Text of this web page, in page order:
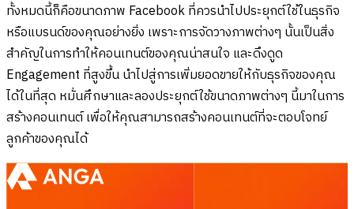
ทั้งหมดนี้ก็คือขนาดภาพ Facebook ที่ควรนำไปประยุกต์ใช้ในธุรกิจ
หรือแบรนด์ของคุณอย่างยิ่ง เพราะการจัดวางภาพต่างๆ นั้นเป็นสิ่ง
สำคัญในการทำให้คอนเทนต์ของคุณน่าสนใจ และดึงดูด
Engagement ที่สูงขึ้น นำไปสู่การเพิ่มยอดขายให้กับธุรกิจของคุณ
ได้ในที่สุด หมั่นศึกษาและลองประยุกต์ใช้ขนาดภาพต่างๆ นี้มาในการ
สร้างคอนเทนต์ เพื่อให้คุณสามารถสร้างคอนเทนต์ที่จะตอบโจทย์
ลูกค้าของคุณได้